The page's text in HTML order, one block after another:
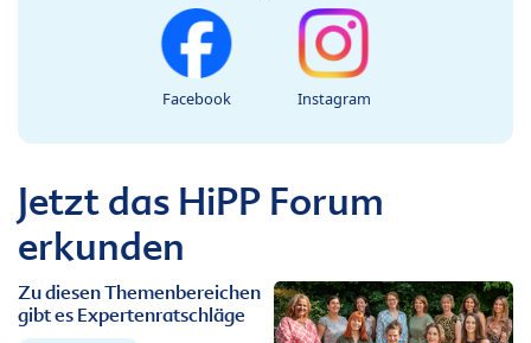
Facebook Instagram
Jetzt das HiPP Forum
erkunden
Zu diesen Themenbereichen
gibt es Expertenratschläge